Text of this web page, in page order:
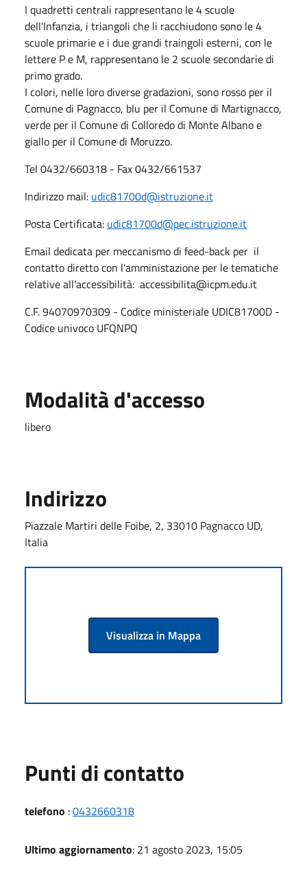
I quadretti centrali rappresentano le 4 scuole
dell'Infanzia, i triangoli che li racchiudono sono le 4
scuole primarie e i due grandi traingoli esterni, con le
lettere P e M, rappresentano le 2 scuole secondarie di
primo grado.
I colori, nelle loro diverse gradazioni, sono rosso per il
Comune di Pagnacco, blu per il Comune di Martignacco,
verde per il Comune di Colloredo di Monte Albano e
giallo per il Comune di Moruzzo.
Tel 0432/660318 - Fax 0432/661537
Indirizzo mail: udic81700d@istruzione.it
Posta Certificata: udic81700d@pec.istruzione.it
Email dedicata per meccanismo di feed-back per il
contatto diretto con l'amministazione per le tematiche
relative all'accessibilità: accessibilita@icpm.edu.it
C.F. 94070970309 - Codice ministeriale UDIC81700D -
Codice univoco UFQNPQ
Modalità d'accesso
libero
Indirizzo
Piazzale Martiri delle Foibe, 2, 33010 Pagnacco UD,
Italia
Visualizza in Mappa
Punti di contatto
telefono :0432660318
Ultimo aggiornamento: 21 agosto 2023, 15:05